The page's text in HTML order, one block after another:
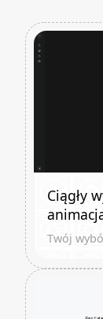
Ciągły
Twój